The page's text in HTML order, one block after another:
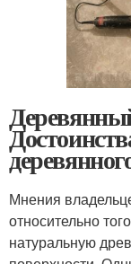
Мнения
относительно
натуральную